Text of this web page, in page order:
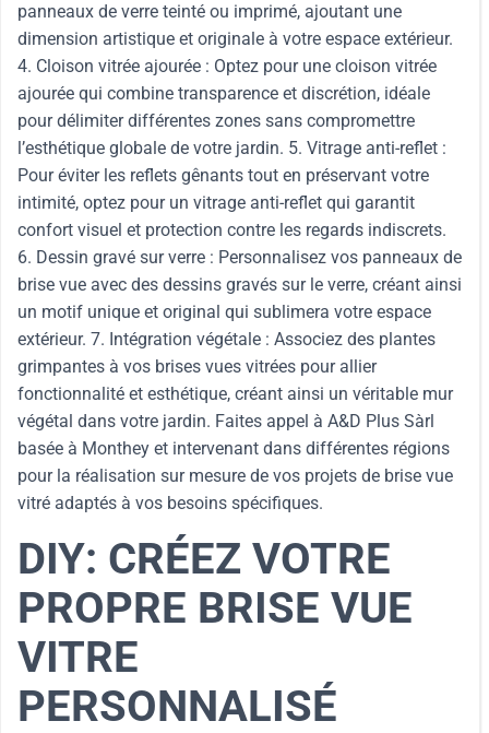
panneaux de verre teinté ou imprimé, ajoutant une
dimension artistique et originale à votre espace extérieur.
4. Cloison vitrée ajourée : Optez pour une cloison vitrée
ajourée qui combine transparence et discrétion, idéale
pour délimiter différentes zones sans compromettre
l’esthétique globale de votre jardin. 5. Vitrage anti-reflet :
Pour éviter les reflets gênants tout en préservant votre
intimité, optez pour un vitrage anti-reflet qui garantit
confort visuel et protection contre les regards indiscrets.
6. Dessin gravé sur verre : Personnalisez vos panneaux de
brise vue avec des dessins gravés sur le verre, créant ainsi
un motif unique et original qui sublimera votre espace
extérieur. 7. Intégration végétale : Associez des plantes
grimpantes à vos brises vues vitrées pour allier
fonctionnalité et esthétique, créant ainsi un véritable mur
végétal dans votre jardin. Faites appel à A&D Plus Sàrl
basée à Monthey et intervenant dans différentes régions
pour la réalisation sur mesure de vos projets de brise vue
vitré adaptés à vos besoins spécifiques.
DIY: CRÉEZ VOTRE
PROPRE BRISE VUE
VITRE
PERSONNALISÉ